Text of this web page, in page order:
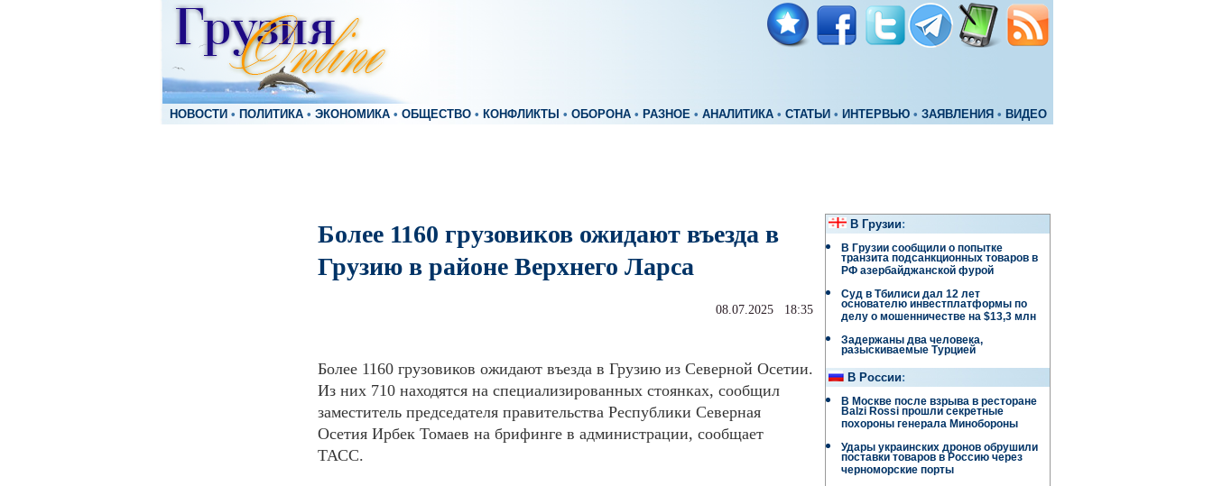
НОВОСТИ • ПОЛИТИКА • ЭКОНОМИКА • ОБЩЕСТВО • КОНФЛИКТЫ • ОБОРОНА • РАЗНОЕ • АНАЛИТИКА • СТАТЬИ • ИНТЕРВЬЮ • ЗАЯВЛЕНИЯ • ВИДЕО
Более 1160 грузовиков ожидают въезда в
Грузию в районе Верхнего Ларса
08.07.2025 18:35
Более 1160 грузовиков ожидают въезда в Грузию из Северной Осетии.
Из них 710 находятся на специализированных стоянках, сообщил
заместитель председателя правительства Республики Северная
Осетия Ирбек Томаев на брифинге в администрации, сообщает
ТАСС.
В Грузии:
В Грузии сообщили о попытке
транзита подсанкционных товаров в
РФ азербайджанской фурой
Суд в Тбилиси дал 12 лет
основателю инвестплатформы по
делу о мошенничестве на $13,3 млн
Задержаны два человека,
разыскиваемые Турцией
В России:
В Москве после взрыва в ресторане
Balzi Rossi прошли секретные
похороны генерала Минобороны
Удары украинских дронов обрушили
поставки товаров в Россию через
черноморские порты